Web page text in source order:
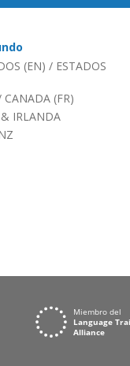
(EN) / ESTADOS
CANADA (FR)
IRLANDA